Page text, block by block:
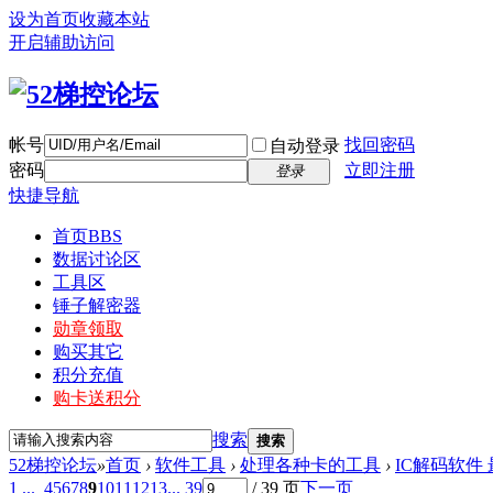
设为首页收藏本站
开启辅助访问
帐号 自动登录 找回密码
密码
登录
立即注册
快捷导航
首页BBS
数据讨论区
工具区
锤子解密器
勋章领取
购买其它
积分充值
购卡送积分
搜索 搜索
52梯控论坛»首页 › 软件工具 › 处理各种卡的工具 › IC解码软件
1 ... 4567891011 1213... 39 / 39 页下一页